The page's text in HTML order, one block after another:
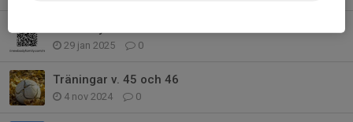
29 jan 2025 0
Träningar v. 45 och 46
4 nov 2024 0